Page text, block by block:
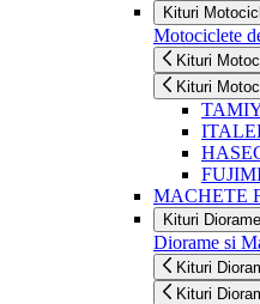
Kituri
Motociclete
Kituri
Kituri
MACHETE
Kituri
Diorame si
Kituri
Kituri